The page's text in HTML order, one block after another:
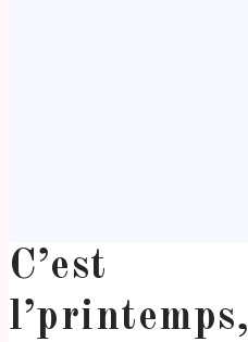
C’est
l’printemps,